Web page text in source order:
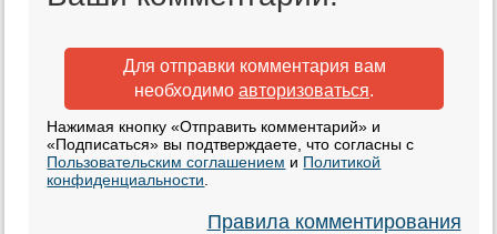
Для отправки комментария вам
необходимо авторизоваться.
Нажимая кнопку «Отправить комментарий» и
«Подписаться» вы подтверждаете, что согласны с
Пользовательским соглашением и Политикой
конфиденциальности
Правила комментирования